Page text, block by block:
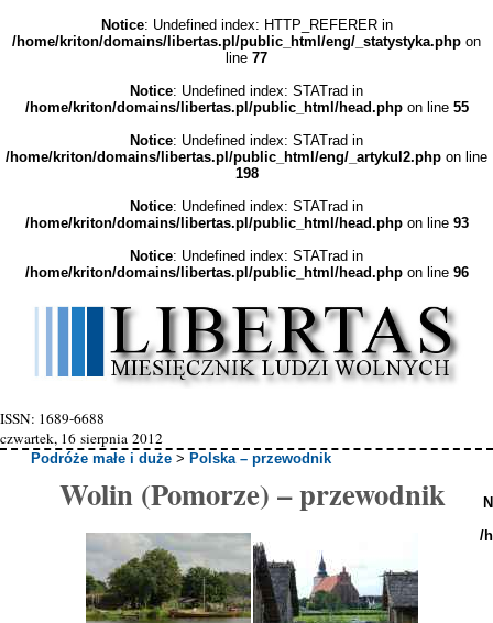
Notice: Undefined index: HTTP_REFERER in
/home/kriton/domains/libertas.pl/public_html/eng/_statystyka.php on
line 77
Notice: Undefined index: STATrad in
/home/kriton/domains/libertas.pl/public_html/head.phpon line 55
Notice: Undefined index: STATrad in
/home/kriton/domains/libertas.pl/public_html/eng/_artykul2.php on line
198
Notice: Undefined index: STATrad in
/home/kriton/domains/libertas.pl/public_html/head.phpon line 93
Notice: Undefined index: STATrad in
/home/kriton/domains/libertas.pl/public_html/head.phpon line 96
ISSN: 1689-6688
czwartek, 16 sierpnia 2012
Podróże małe i duże >Polska – przewodnik
Wolin (Pomorze) – przewodnik
/